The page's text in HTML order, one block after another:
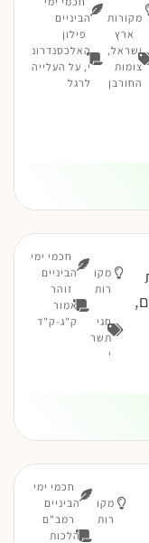
מקורות
ארץ
ישראל,
צומות
החורבן
הביניים
פילון
האלכסנדרונ
י, על העלייה
לרגל
מקו
רות
חגי
תשר
י
חכמי ימי
הביניים
זוהר
אמור
ק"ג-ק"ד
מקו
רות
חכמי ימי
הביניים
רמב"ם
הלכות